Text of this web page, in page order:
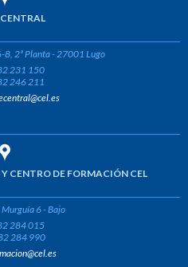
CENTRAL
8, 2ª Planta - 27001 Lugo
231 150
246 211
CENTRO DE FORMACIÓN CEL
6 - Bajo
284 015
284 990